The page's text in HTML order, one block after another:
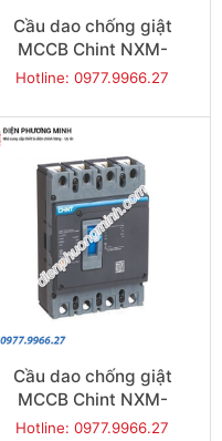
Cầu dao chống giật
MCCB Chint NXM-
125S/4300-80 25KA 4P
Hotline: 0977.9966.27
Cầu dao chống giật
MCCB Chint NXM-
125S/4300-125 25KA 4P
Hotline: 0977.9966.27